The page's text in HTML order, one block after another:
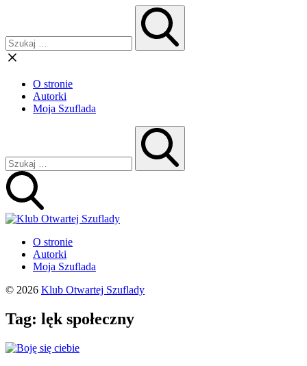
O stronie
Autorki
Moja Szuflada
O stronie
Autorki
Moja Szuflada
© 2026 Klub Otwartej Szuflady
Tag: lęk społeczny